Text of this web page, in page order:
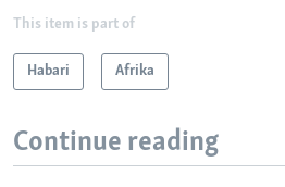
This item is part of
Habari Afrika
Continue reading